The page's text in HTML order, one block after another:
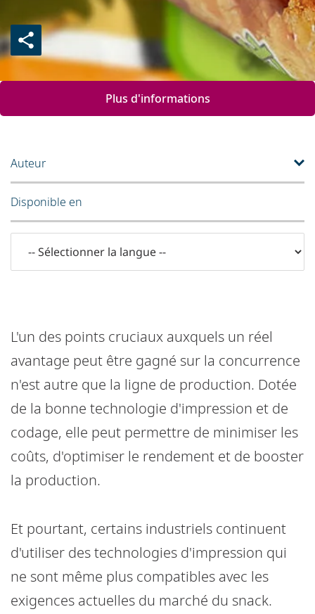
Plus d'informations
L'un des points cruciaux auxquels un réel
avantage peut être gagné sur la concurrence
n'est autre que la ligne de production. Dotée
de la bonne technologie d'impression et de
codage, elle peut permettre de minimiser les
coûts, d'optimiser le rendement et de booster
la production.
Et pourtant, certains industriels continuent
d'utiliser des technologies d'impression qui
ne sont même plus compatibles avec les
exigences actuelles du marché du snack.
Auteur
Disponible en